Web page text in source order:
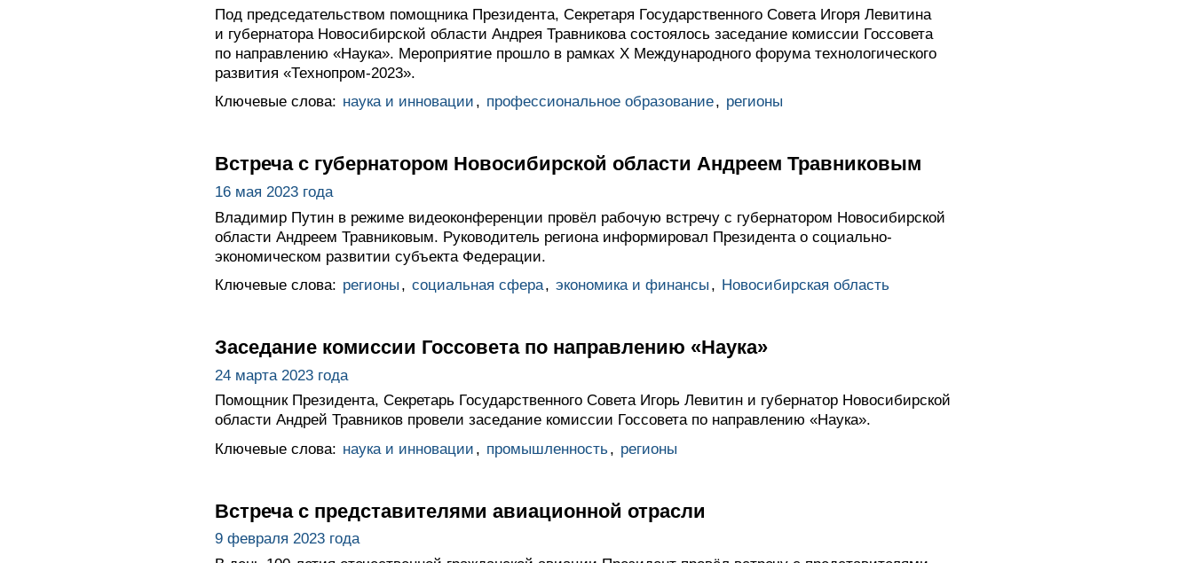
Под председательством помощника Президента, Секретаря Государственного Совета Игоря Левитина
и губернатора Новосибирской области Андрея Травникова состоялось заседание комиссии Госсовета
по направлению «Наука». Мероприятие прошло в рамках X Международного форума технологического
развития «Технопром-2023».
Ключевые слова: наука и инновации , профессиональное образование, регионы
Встреча с губернатором Новосибирской области Андреем Травниковым
16 мая 2023 года
Владимир Путин в режиме видеоконференции провёл рабочую встречу с губернатором Новосибирской
области Андреем Травниковым. Руководитель региона информировал Президента о социально-
экономическом развитии субъекта Федерации.
Ключевые слова: регионы , социальная сфера, экономика и финансы , Новосибирская область
Заседание комиссии Госсовета по направлению «Наука»
24 марта 2023 года
Помощник Президента, Секретарь Государственного Совета Игорь Левитин и губернатор Новосибирской
области Андрей Травников провели заседание комиссии Госсовета по направлению «Наука».
Ключевые слова: наука и инновации , промышленность, регионы
Встреча с представителями авиационной отрасли
9 февраля 2023 года